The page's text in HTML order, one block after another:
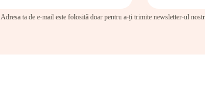
Adresa ta de e-mail este folosită doar pentru a-ți trimite newsletter-ul